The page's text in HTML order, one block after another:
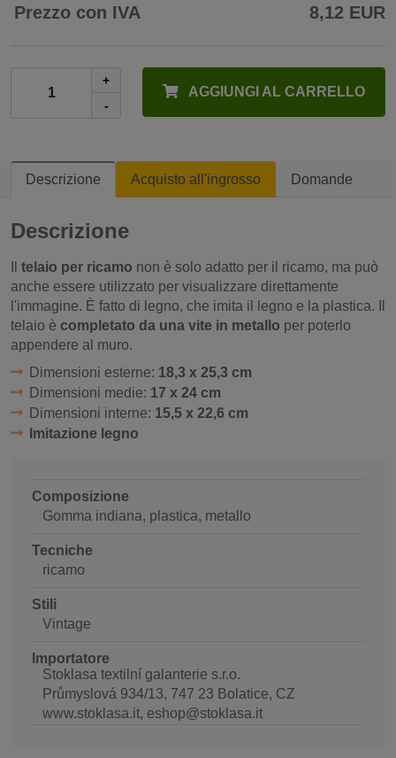
Prezzo con IVA 8,12 EUR
+
-
AGGIUNGI AL CARRELLO
Descrizione Acquisto all'ingrosso Domande
Descrizione
telaio per ricamo non è solo adatto per il ricamo, ma può
anche essere utilizzato per visualizzare direttamente
l'immagine. È fatto di legno, che imita il legno e la plastica. Il
telaio è completato da una vite in metallo per poterlo
appendere al muro.
Dimensioni esterne: 18,3 x 25,3 cm
Dimensioni medie: 17 x 24 cm
Dimensioni interne: 15,5 x 22,6 cm
Imitazione legno
Composizione
Gomma indiana, plastica, metallo
Tecniche
ricamo
Stili
Vintage
Importatore
Stoklasa textilní galanterie s.r.o.
Průmyslová 934/13, 747 23 Bolatice, CZ
www.stoklasa.it, eshop@stoklasa.it